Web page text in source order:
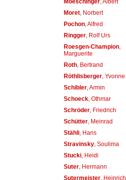
Moret, Norbert
Pochon, Alfred
Ringger, Rolf Urs
Roesgen-Champion,
Marguerite
Roth, Bertrand
Röthlisberger, Yvonne
Schibler, Armin
Schoeck, Othmar
Schröder, Friedrich
Schütter, Meinrad
Stähli, Hans
Stravinsky, Soulima
Stucki, Heidi
Suter, Hermann
Sutermeister, Heinrich